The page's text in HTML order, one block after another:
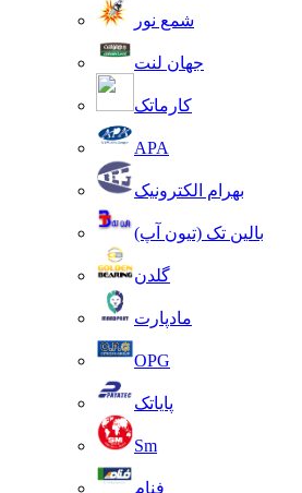
شمع نور
جهان لنت
کارماتک
APA
بهرام الکترونیک
بالین تک (تیون آپ)
گلدن
مادپارت
OPG
پایاتک
Sm
فنام